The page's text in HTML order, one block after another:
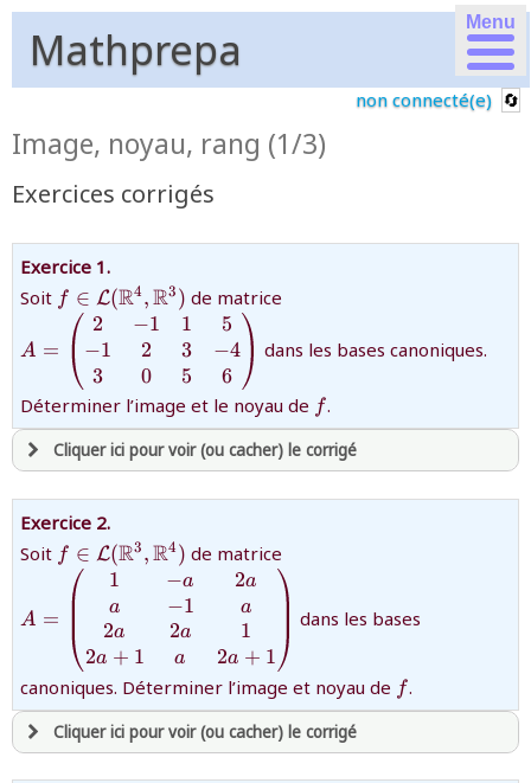
Menu
Mathprepa
non connecté(e)
Image, noyau, rang (1/3)
Exercices corrigés
Exercice 1.
Soit {f\in\mathcal{L}
(\mathbb{R}^4,\mathbb{R}^3)}
f ∈ L(R4 ,R3 ) de matrice
A =
2
−1
3
−1
2
0
1
3
5
5
−4
6
dans les bases canoniques.
Déterminer l’image et le noyau de {f}
f.
Cliquer ici pour voir (ou cacher) le corrigé
avoir une souscription active sur mathprepa
et être connecté au site
revenir à
la page d'accueil
ou tester
la page d'extraits libres
ou consulter
le plan du site
Exercice 2.
Soit {f\in\mathcal{L}
(\mathbb{R}^3,\mathbb{R}^4)}
f ∈ L(R3 ,R4 ) de matrice
a&2a\cr a&-1&a\cr
2a&2a&1\cr
A =
1
a
2a
2a + 1
−a
−1
2a
a
2a
a
1
2a + 1
dans les bases
canoniques. Déterminer l’image et noyau de {f}
f.
Cliquer ici pour voir (ou cacher) le corrigé